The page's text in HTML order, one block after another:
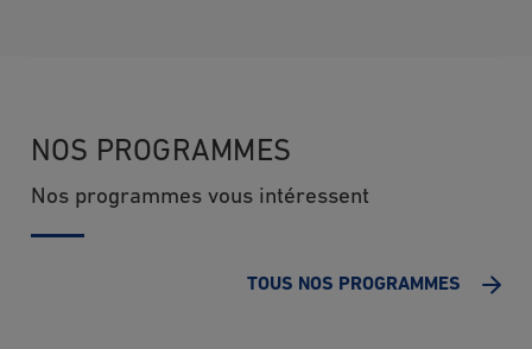
NOS PROGRAMMES
Nos programmes vous intéressent
TOUS NOS PROGRAMMES